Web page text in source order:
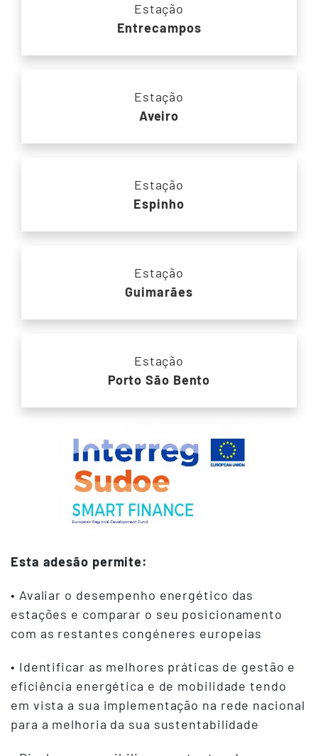
Estação
Entrecampos
Estação
Aveiro
Estação
Espinho
Estação
Guimarães
Estação
Porto São Bento
Esta adesão permite:
• Avaliar o desempenho energético das
estações e comparar o seu posicionamento
com as restantes congéneres europeias
• Identificar as melhores práticas de gestão e
eficiência energética e de mobilidade tendo
em vista a sua implementação na rede nacional
para a melhoria da sua sustentabilidade